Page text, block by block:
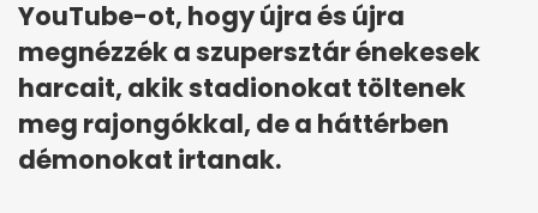
YouTube-ot, hogy újra és újra
megnézzék a szupersztár énekesek
harcait, akik stadionokat töltenek
meg rajongókkal, de a háttérben
démonokat irtanak.